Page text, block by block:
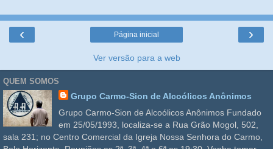
‹ ›
Página inicial
Ver versão para a web
QUEM SOMOS
Grupo Carmo-Sion de Alcoólicos Anônimos
Grupo Carmo-Sion de Alcoólicos Anônimos Fundado
em 25/05/1993, localiza-se a Rua Grão Mogol, 502,
sala 231; no Centro Comercial da Igreja Nossa Senhora do Carmo,